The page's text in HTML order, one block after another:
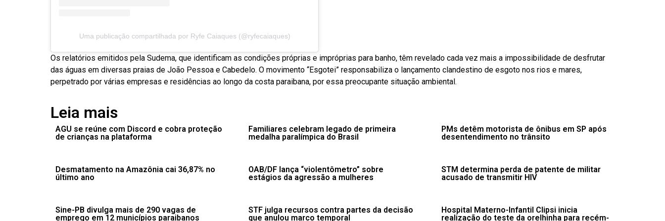
Uma publicação compartilhada por Ryfe Caiaques (@ryfecaiaques)
Os relatórios emitidos pela Sudema, que identificam as condições próprias e impróprias para banho, têm revelado cada vez mais a impossibilidade de desfrutar
das águas em diversas praias de João Pessoa e Cabedelo. O movimento “Esgotei” responsabiliza o lançamento clandestino de esgoto nos rios e mares,
perpetrado por várias empresas e residências ao longo da costa paraibana, por essa preocupante situação ambiental.
Leia mais
AGU se reúne com Discord e cobra proteção
de crianças na plataforma
Familiares celebram legado de primeira
medalha paralímpica do Brasil
PMs detêm motorista de ônibus em SP após
desentendimento no trânsito
Desmatamento na Amazônia cai 36,87% no
último ano
OAB/DF lança “violentômetro” sobre
estágios da agressão a mulheres
STM determina perda de patente de militar
acusado de transmitir HIV
Sine-PB divulga mais de 290 vagas de
emprego em 12 municípios paraibanos
STF julga recursos contra partes da decisão
que anulou marco temporal
Hospital Materno-Infantil Clipsi inicia
realização do teste da orelhinha para recém-